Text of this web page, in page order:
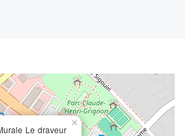
Le draveur
×